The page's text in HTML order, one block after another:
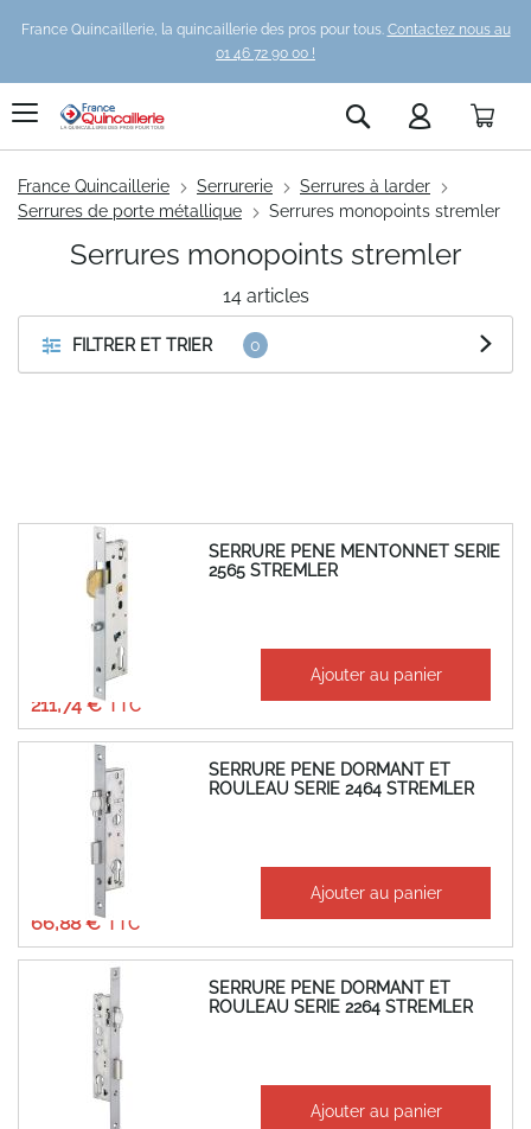
France Quincaillerie, la quincaillerie des pros pour tous. Contactez nous au
01 46 72 90 00 !
Rechercher
France Quincaillerie Serrurerie
Serrures à larder
Serrures de porte métallique
Serrures monopoints stremler
FILTRER ET TRIER
14articles
Serrures monopoints stremler
SERRURE PENE MENTONNET SERIE
2565 STREMLER
211,74 €
176,45 € Ajouter au panier
SERRURE PENE DORMANT ET
ROULEAU SERIE 2464 STREMLER
À partir de
66,88 €
55,73 € Ajouter au panier
SERRURE PENE DORMANT ET
ROULEAU SERIE 2264 STREMLER
À partir de
Ajouter au panier